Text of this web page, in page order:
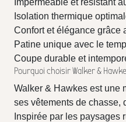
Imperméable et résistant
Isolation thermique
Confort et élégance grâce
Patine unique avec le
Coupe durable et
Pourquoi choisir Walker &
Walker & Hawkes est une
ses vêtements de chasse,
Inspirée par les paysages